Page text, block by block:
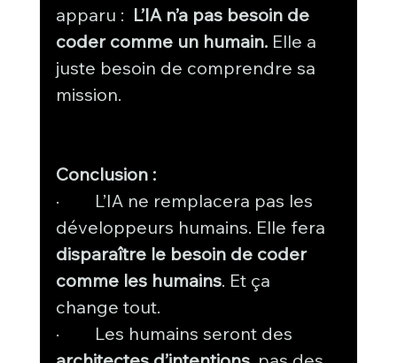
apparu : L’IA n’a pas besoin de
coder comme un humain. Elle a
juste besoin de comprendre sa
mission.
Conclusion :
·        L’IA ne remplacera pas les
développeurs humains. Elle fera
disparaître le besoin de coder
comme les humains. Et ça
change tout.
·        Les humains seront des